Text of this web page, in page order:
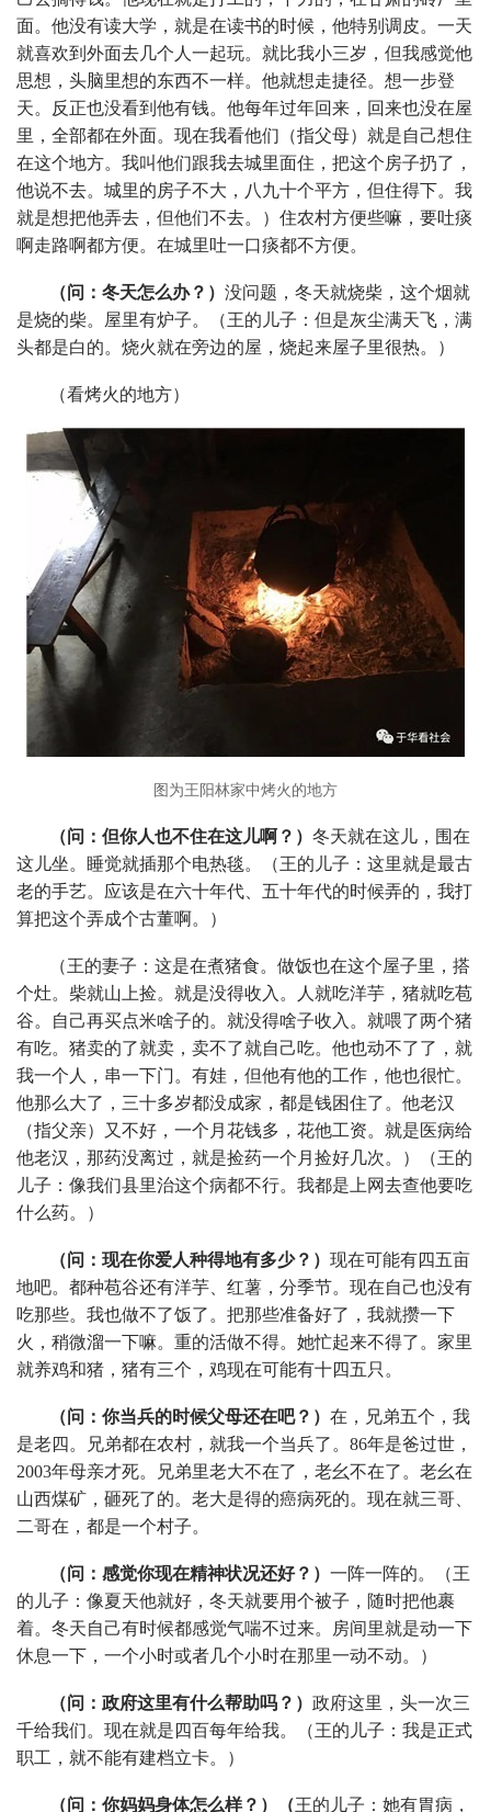
面。他没有读大学，就是在读书的时候，他特别调皮。一天
就喜欢到外面去几个人一起玩。就比我小三岁，但我感觉他
思想，头脑里想的东西不一样。他就想走捷径。想一步登
天。反正也没看到他有钱。他每年过年回来，回来也没在屋
里，全部都在外面。现在我看他们（指父母）就是自己想住
在这个地方。我叫他们跟我去城里面住，把这个房子扔了，
他说不去。城里的房子不大，八九十个平方，但住得下。我
就是想把他弄去，但他们不去。）住农村方便些嘛，要吐痰
啊走路啊都方便。在城里吐一口痰都不方便。
（问：冬天怎么办？） 没问题，冬天就烧柴，这个烟就
是烧的柴。屋里有炉子。（王的儿子：但是灰尘满天飞，满
头都是白的。烧火就在旁边的屋，烧起来屋子里很热。）
（看烤火的地方）
图为王阳林家中烤火的地方
（问：但你人也不住在这儿啊？） 冬天就在这儿，围在
这儿坐。睡觉就插那个电热毯。（王的儿子：这里就是最古
老的手艺。应该是在六十年代、五十年代的时候弄的，我打
算把这个弄成个古董啊。）
（王的妻子：这是在煮猪食。做饭也在这个屋子里，搭
个灶。柴就山上捡。就是没得收入。人就吃洋芋，猪就吃苞
谷。自己再买点米啥子的。就没得啥子收入。就喂了两个猪
有吃。猪卖的了就卖，卖不了就自己吃。他也动不了了，就
我一个人，串一下门。有娃，但他有他的工作，他也很忙。
他那么大了，三十多岁都没成家，都是钱困住了。他老汉
（指父亲）又不好，一个月花钱多，花他工资。就是医病给
他老汉，那药没离过，就是捡药一个月捡好几次。）（王的
儿子：像我们县里治这个病都不行。我都是上网去查他要吃
什么药。）
（问：现在你爱人种得地有多少？） 现在可能有四五亩
地吧。都种苞谷还有洋芋、红薯，分季节。现在自己也没有
吃那些。我也做不了饭了。把那些准备好了，我就攒一下
火，稍微溜一下嘛。重的活做不得。她忙起来不得了。家里
就养鸡和猪，猪有三个，鸡现在可能有十四五只。
（问：你当兵的时候父母还在吧？） 在，兄弟五个，我
是老四。兄弟都在农村，就我一个当兵了。86年是爸过世，
2003年母亲才死。兄弟里老大不在了，老幺不在了。老幺在
山西煤矿，砸死了的。老大是得的癌病死的。现在就三哥、
二哥在，都是一个村子。
（问：感觉你现在精神状况还好？） 一阵一阵的。（王
的儿子：像夏天他就好，冬天就要用个被子，随时把他裹
着。冬天自己有时候都感觉气喘不过来。房间里就是动一下
休息一下，一个小时或者几个小时在那里一动不动。）
（问：政府这里有什么帮助吗？） 政府这里，头一次三
千给我们。现在就是四百每年给我。（王的儿子：我是正式
职工，就不能有建档立卡。）
（问：你妈妈身体怎么样？）（王的儿子：她有胃病，